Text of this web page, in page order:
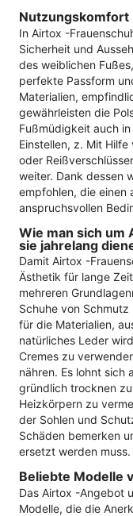
Nutzungskomfort
In Airtox -
Sicherheit und
des weiblichen
perfekte Passform
Materialien,
gewährleisten die
Fußmüdigkeit auch
Einstellen, z. Mit
oder
weiter. Dank dessen
empfohlen, die einen
anspruchsvollen
Wie man sich um
sie jahrelang
Damit Airtox -
Ästhetik für lange
mehreren
Schuhe von
für die Materialien,
natürliches Leder
Cremes zu
nähren. Es lohnt sich
gründlich trocknen
Heizkörpern zu
der Sohlen und
Schäden bemerken
ersetzt werden muss.
Beliebte Modelle
Das Airtox -Angebot
Modelle, die die